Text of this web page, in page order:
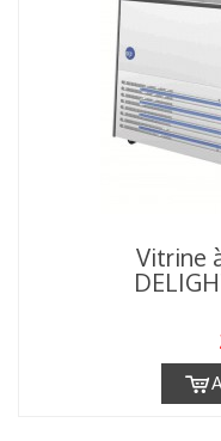
Vitrine